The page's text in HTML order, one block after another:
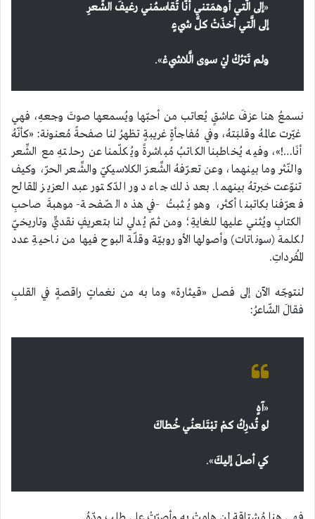
«إلى الَّتي أوهمَتني أنَّا تُقاسمُني رغيفَ الشِّعرِ
إلى الَّتي أخذَتْ كلَّ شيءٍ
ولم تَترُكْ ليْ سوى الَّلاشيءْ».
نسمعُ هنا عزفَ عاشقٍ يُعاتب من أحبّها ويُسمعها صوتَ وجعهِ، فهي
غيّرت عالمهُ وقلبَتهُ، وفي مُفاجأةٍ غريبةٍ تظهرُ لنا صفحةً مُعنونة: «كأنّهُ
أنَا…!»، وفيه يُخاطبنا الكاتبُ مُباشرةً ويُكلّمنا عن رحلتهِ مع الشِّعر
والنّثر وما بينهما، وعن تعرّفهُ الشِّعرَ الكلاسيكيّ والشِّعر الحرّ، وكيف
تنوّعت خبرتهُ بينهما. بعد ذلك جاء دور الدّكتور عبد العزيز المقالح
فعرّفنا بكاتبنا أكثر، وهو يُثبتُ -في هذه الصّفحة- موهبةَ صاحبِ
الكتابِ ويُثني عليها للغايةِ؛ ومن ثمّ يُدلي لنا بتعريفٍ نقديٍّ وتاريخيّ
لكلمة (سوناتات) وأصولها الأوروبيّة وقلّة البوح فيها من ناحيةِ عدد
المُفرداتِ.
لنتوجّه الآن إلى فصل «قيثارة» وما به من نغماتٍ راقصةٍ في القلبِ
فقالَ الشّاعرُ:
«آهٍ
لو تُدرِكُ كمْ تبْتَلعنُي خُطاكَ
كي أصلَ إليكَ».